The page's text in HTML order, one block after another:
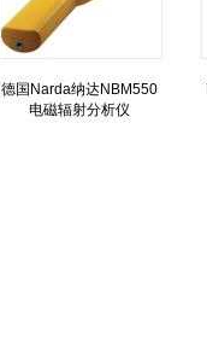
德国Narda纳达NBM550
电磁辐射分析仪